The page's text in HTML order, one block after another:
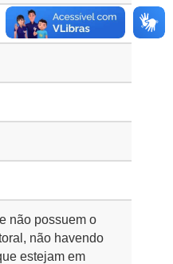
não possuem o
não havendo
estejam em